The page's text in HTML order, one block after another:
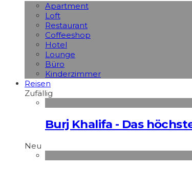
Apart­ment
Loft
Restaurant
Coffeeshop
Hotel
Lounge
Büro
Kinderzimmer
Reisen
Zufällig
Burj Khalifa - Das
Neu